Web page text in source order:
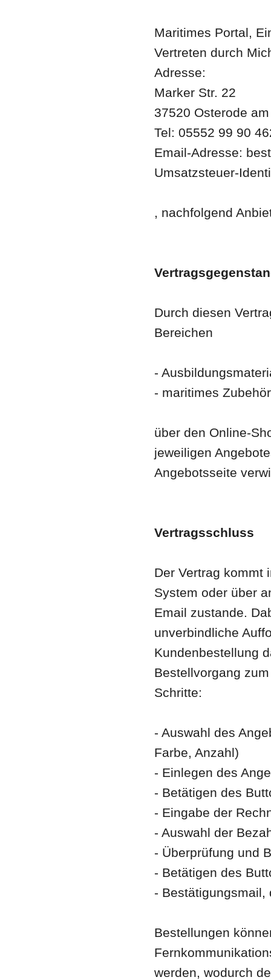
Maritimes Portal,
Vertreten durch
Adresse:
Marker Str. 22
37520 Osterode
Tel: 05552 99 90
Email-Adresse:
Umsatzsteuer-
, nachfolgend
Durch diesen
Bereichen
-
- maritimes Zubehör
über den Online-
jeweiligen
Angebotsseite
Vertragsschluss
Der Vertrag kommt
System oder über
Email zustande.
unverbindliche
Kundenbestellung
Bestellvorgang
Schritte:
- Auswahl des
Farbe, Anzahl)
- Einlegen des
- Betätigen des
- Eingabe der
- Auswahl der
- Überprüfung und
- Betätigen des
-
Bestellungen
werden, wodurch